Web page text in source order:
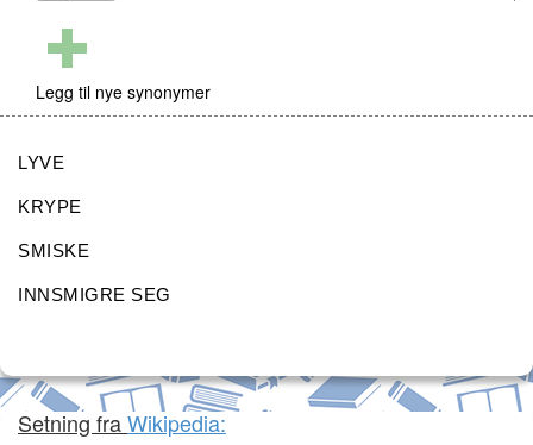
Legg til nye synonymer
LYVE
KRYPE
SMISKE
INNSMIGRE SEG
Setning fraWikipedia: